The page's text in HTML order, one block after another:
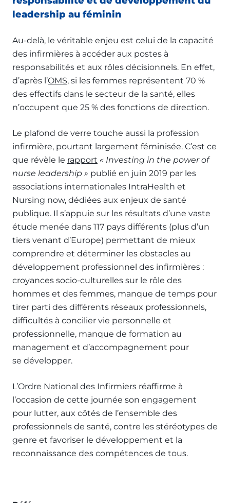
leadership au féminin
Au-delà, le véritable enjeu est celui de la capacité
des infirmières à accéder aux postes à
responsabilités et aux rôles décisionnels. En effet,
d’après l’OMS, si les femmes représentent 70 %
des effectifs dans le secteur de la santé, elles
n’occupent que 25 % des fonctions de direction.
Le plafond de verre touche aussi la profession
infirmière, pourtant largement féminisée. C’est ce
que révèle le rapport « Investing in the power of
nurse leadership » publié en juin 2019 par les
associations internationales IntraHealth et
Nursing now, dédiées aux enjeux de santé
publique. Il s’appuie sur les résultats d’une vaste
étude menée dans 117 pays différents (plus d’un
tiers venant d’Europe) permettant de mieux
comprendre et déterminer les obstacles au
développement professionnel des infirmières :
croyances socio-culturelles sur le rôle des
hommes et des femmes, manque de temps pour
tirer parti des différents réseaux professionnels,
difficultés à concilier vie personnelle et
professionnelle, manque de formation au
management et d’accompagnement pour
se développer.
L’Ordre National des Infirmiers réaffirme à
l’occasion de cette journée son engagement
pour lutter, aux côtés de l’ensemble des
professionnels de santé, contre les stéréotypes de
genre et favoriser le développement et la
reconnaissance des compétences de tous.